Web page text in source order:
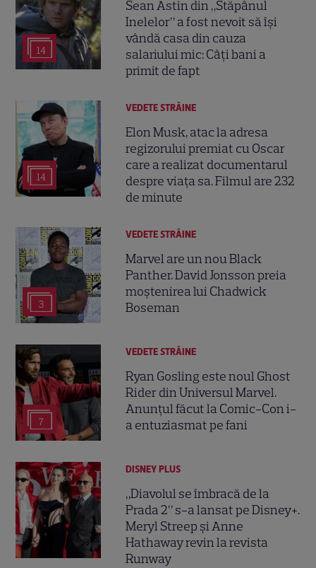
14
Sean Astin din „Stăpânul
Inelelor” a fost nevoit să își
vândă casa din cauza
salariului mic: Câți bani a
primit de fapt
14
VEDETE STRĂINE
Elon Musk, atac la adresa
regizorului premiat cu Oscar
care a realizat documentarul
despre viața sa. Filmul are 232
de minute
3
VEDETE STRĂINE
Marvel are un nou Black
Panther. David Jonsson preia
moștenirea lui Chadwick
Boseman
7
VEDETE STRĂINE
Ryan Gosling este noul Ghost
Rider din Universul Marvel.
Anunțul făcut la Comic-Con i-
a entuziasmat pe fani
DISNEY PLUS
„Diavolul se îmbracă de la
Prada 2” s-a lansat pe Disney+.
Meryl Streep și Anne
Hathaway revin la revista
Runway